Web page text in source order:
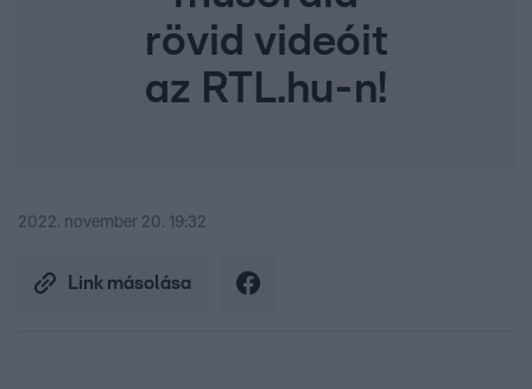
rövid videóit
az RTL.hu-n!
2022. november 20. 19:32
Link másolása